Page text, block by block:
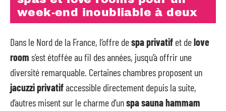
week-end inoubliable à deux
Dans le Nord de la France, l’offre despa privatif et delove
room s’est étoffée au fil des années, jusqu’à offrir une
diversité remarquable. Certaines chambres proposent un
jacuzzi privatifaccessible directement depuis la suite,
d’autres misent sur le charme d’unspa sauna hammam